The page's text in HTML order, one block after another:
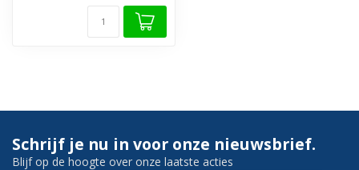
Schrijf je nu in voor onze nieuwsbrief.
Blijf op de hoogte over onze laatste acties